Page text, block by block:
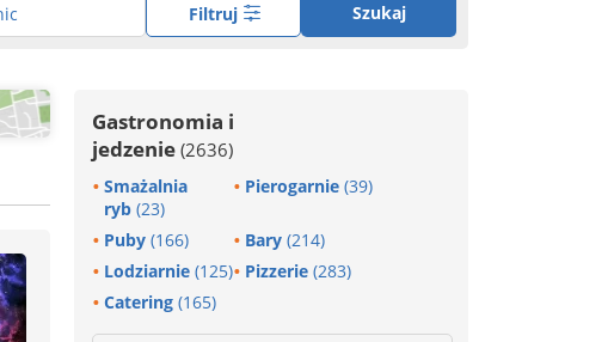
Filtruj Szukaj
Gastronomia i
jedzenie (2636)
Smażalnia
ryb (23)
Pierogarnie (39)
Puby (166) Bary (214)
Lodziarnie (125) Pizzerie (283)
Catering (165)